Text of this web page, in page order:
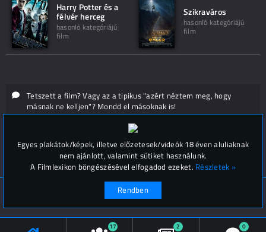
Harry Potter és a
félvér herceg
hasonló kategóriájú
film
Szikraváros
hasonló kategóriájú
film
Tetszett a film? Vagy az a tipikus "azért néztem meg, hogy
másnak ne kelljen"? Mondd el másoknak is!
Hozzászólások (
17 2 0
© Filmlexikon 2019-2026
Kapcsolat, impresszum
Egyes plakátok/képek, illetve előzetesek/videók 18 éven aluliaknak
nem ajánlott, valamint sütiket használunk.
A Filmlexikon böngészésével elfogadod ezeket. Részletek »
Rendben